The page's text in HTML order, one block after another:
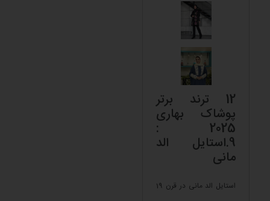
12 ترند برتر
پوشاک بهاری
2025 :
9.استایل الد
مانی
استایل الد مانی در قرن 19